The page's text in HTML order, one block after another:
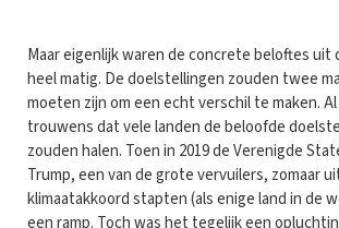
Maar eigenlijk waren de concrete beloftes uit
heel matig. De doelstellingen zouden twee
moeten zijn om een echt verschil te maken.
trouwens dat vele landen de beloofde
zouden halen. Toen in 2019 de Verenigde
Trump, een van de grote vervuilers, zomaar
klimaatakkoord stapten (als enige land in de
een ramp. Toch was het tegelijk een